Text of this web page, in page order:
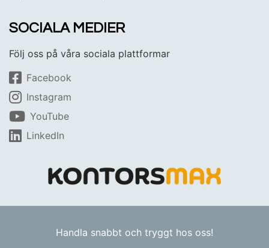
SOCIALA MEDIER
Följ oss på våra sociala plattformar
Facebook
Instagram
YouTube
LinkedIn
Handla snabbt och tryggt hos oss!